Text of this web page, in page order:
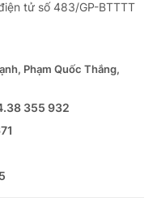
tử số 483/GP-BTTTT
Phạm Quốc Thắng,
355 932